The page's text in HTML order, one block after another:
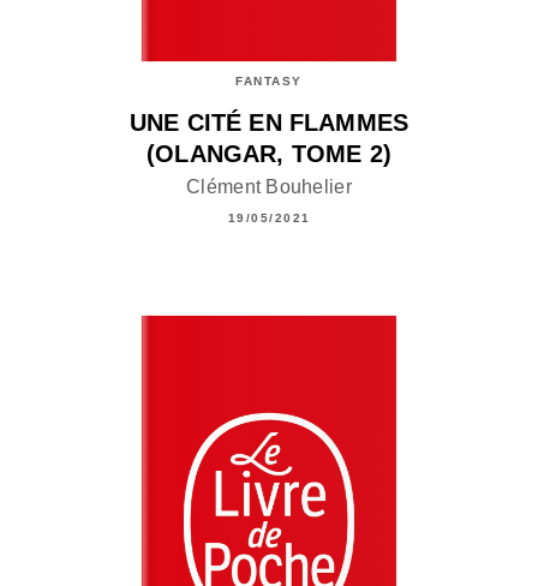
FANTASY
UNE CITÉ EN FLAMMES
(OLANGAR, TOME 2)
Clément Bouhelier
19/05/2021